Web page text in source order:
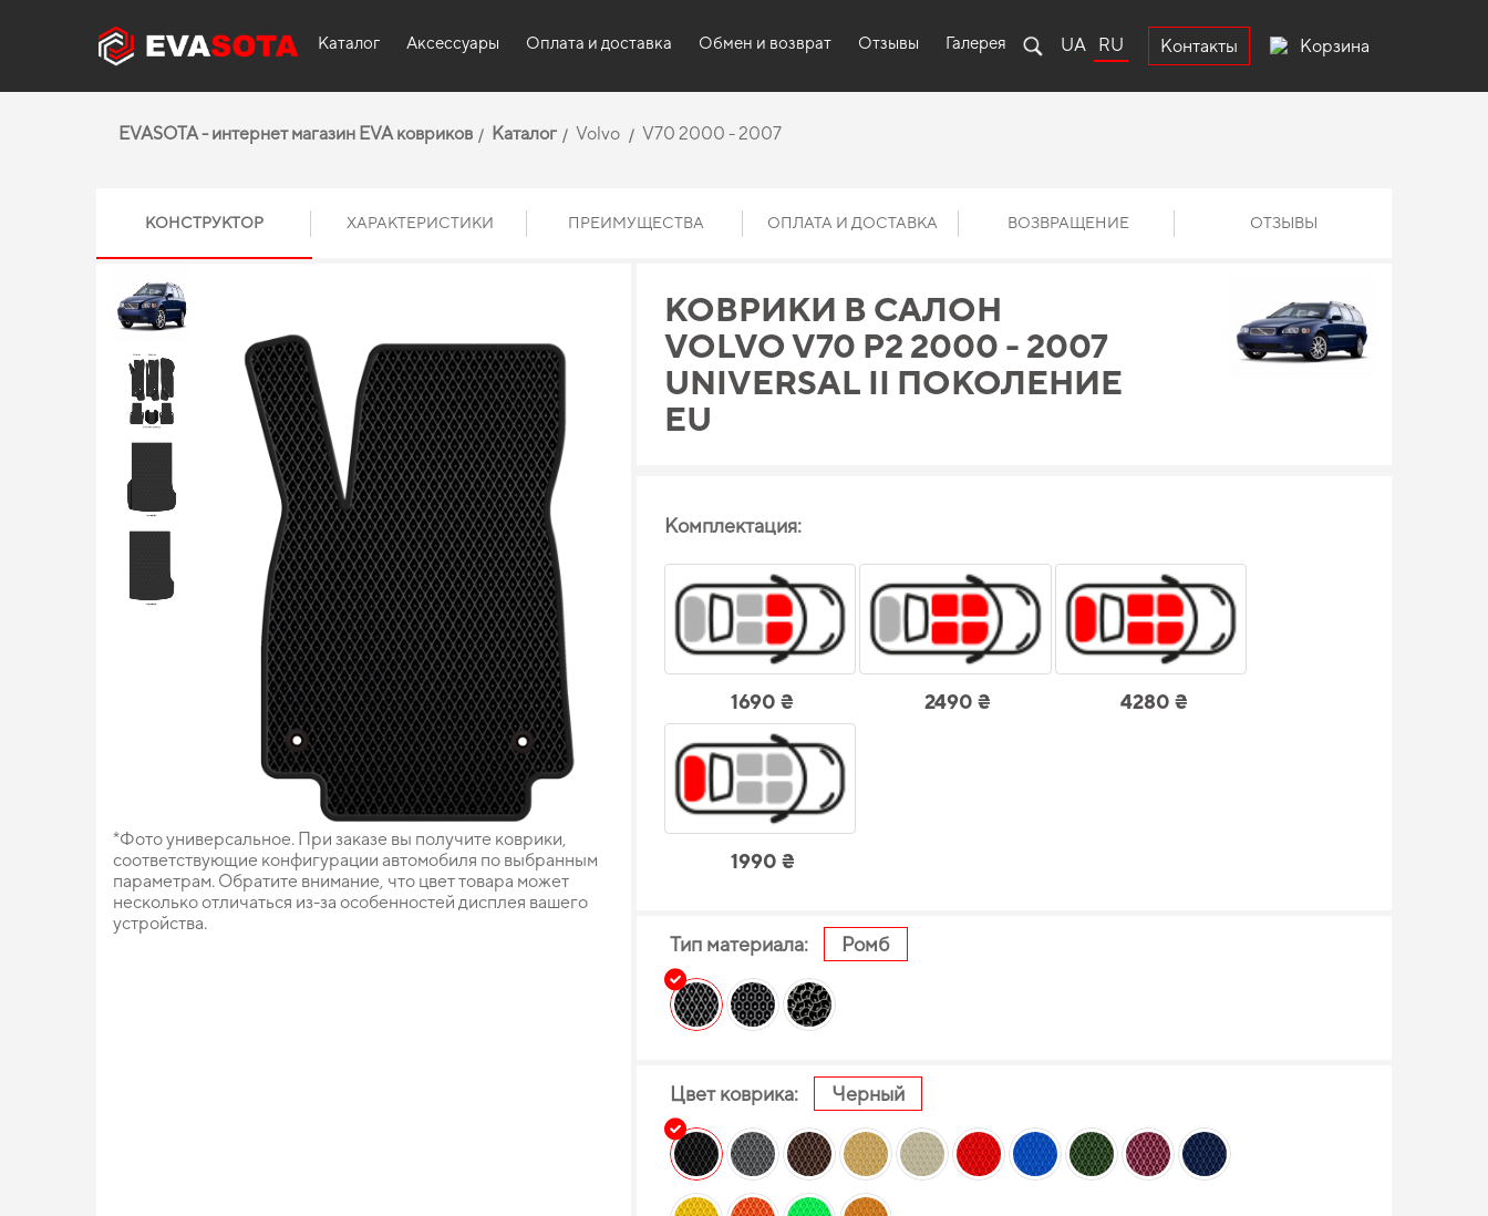
Каталог Аксессуары Оплата и доставка Обмен и возврат Отзывы Галерея UA RU Контакты Корзина
EVASOTA - интернет магазин EVA ковриков Каталог Volvo V70 2000 - 2007
КОНСТРУКТОР ХАРАКТЕРИСТИКИ ПРЕИМУЩЕСТВА ОПЛАТА И ДОСТАВКА ВОЗВРАЩЕНИЕ ОТЗЫВЫ
*Фото универсальное. При заказе вы получите коврики,
соответствующие конфигурации автомобиля по выбранным
параметрам. Обратите внимание, что цвет товара может
несколько отличаться из-за особенностей дисплея вашего
устройства.
КОВРИКИ В САЛОН
VOLVO V70 P2 2000 - 2007
UNIVERSAL II ПОКОЛЕНИЕ
EU
Комплектация:
1690 ₴ 2490 ₴ 4280 ₴
1990 ₴
Тип материала: Ромб
Цвет коврика: Черный